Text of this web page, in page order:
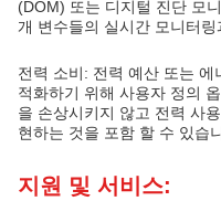
(DOM) 또는 디지털 진단 모
개 변수들의 실시간 모니터링
전력 소비: 전력 예산 또는
적화하기 위해 사용자 정의
을 손상시키지 않고 전력 사
현하는 것을 포함 할 수 있습니
지원 및 서비스: